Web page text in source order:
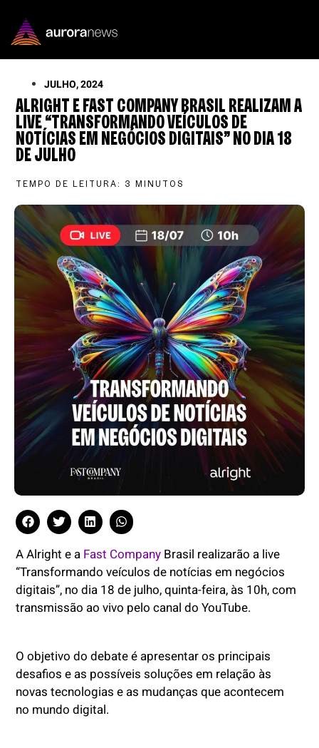
JULHO, 2024
ALRIGHT E FAST COMPANY BRASIL REALIZAM A
LIVE “TRANSFORMANDO VEÍCULOS DE
NOTÍCIAS EM NEGÓCIOS DIGITAIS” NO DIA 18
DE JULHO
TEMPO DE LEITURA: 3 MINUTOS
A Alright e a Fast Company Brasil realizarão a live
“Transformando veículos de notícias em negócios
digitais”, no dia 18 de julho, quinta-feira, às 10h, com
transmissão ao vivo pelo canal do YouTube.
O objetivo do debate é apresentar os principais
desafios e as possíveis soluções em relação às
novas tecnologias e as mudanças que acontecem
no mundo digital.